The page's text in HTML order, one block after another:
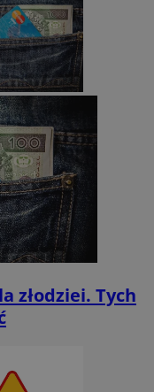
złodziei. Tych